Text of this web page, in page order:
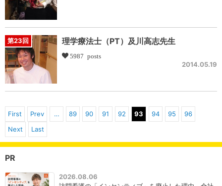
第23回 理学療法士（PT）及川高志先生
5987 posts
2014.05.19
First Prev … 89 90 91 92 93 94 95
96
Next
Last
PR
2026.08.06